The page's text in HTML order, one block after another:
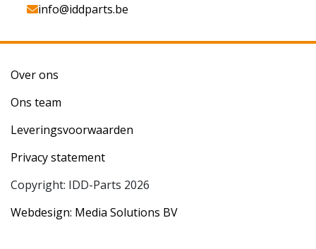
info@iddparts.be
Over ons
Ons team
Leveringsvoorwaarden
Privacy statement
Copyright: IDD-Parts 2026
Webdesign: Media Solutions BV